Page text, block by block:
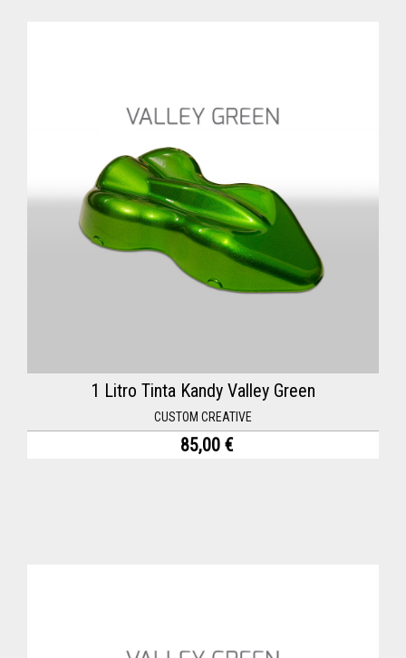
1 Litro Tinta Kandy Valley Green
CUSTOM CREATIVE
85,00 €